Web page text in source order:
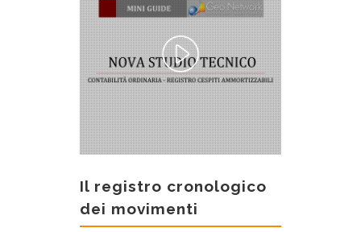
Il registro cronologico
dei movimenti